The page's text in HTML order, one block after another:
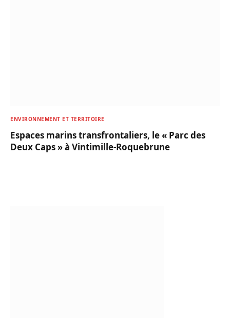
ENVIRONNEMENT ET TERRITOIRE
Espaces marins transfrontaliers, le « Parc des
Deux Caps » à Vintimille-Roquebrune